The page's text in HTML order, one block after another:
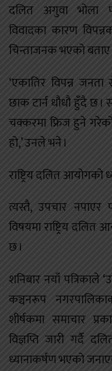
दलित अगुवा भोला
विवादका कारण
चिन्ताजनक भएको बताए
‘एकातिर विपन्न
छाक टार्न धौधौ हुँदै छ
चक्करमा फ्रिज हुने
हो,’ उनले भने ।
राष्ट्रिय दलित आयोगको
त्यस्तै, उपचार
विषयमा राष्ट्रिय
छ ।
शनिबार नयाँ पत्रिकाले
कञ्चनरूप
शीर्षकमा समाचार
विज्ञप्ति जारी गर्दै
ध्यानाकर्षण भएको